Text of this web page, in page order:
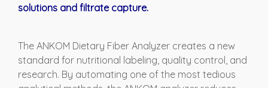
solutions and filtrate capture.
The ANKOM Dietary Fiber Analyzer creates a new
standard for nutritional labeling, quality control, and
research. By automating one of the most tedious